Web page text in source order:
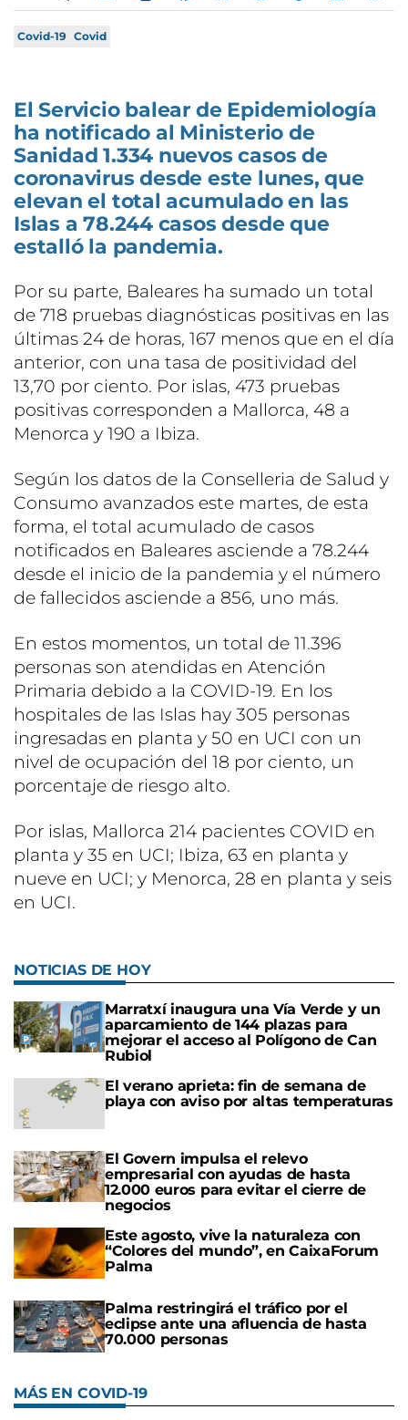
Covid-19 Covid
El Servicio balear de Epidemiología
ha notificado al Ministerio de
Sanidad 1.334 nuevos casos de
coronavirus desde este lunes, que
elevan el total acumulado en las
Islas a 78.244 casos desde que
estalló la pandemia.
Por su parte, Baleares ha sumado un total
de 718 pruebas diagnósticas positivas en las
últimas 24 de horas, 167 menos que en el día
anterior, con una tasa de positividad del
13,70 por ciento. Por islas, 473 pruebas
positivas corresponden a Mallorca, 48 a
Menorca y 190 a Ibiza.
Según los datos de la Conselleria de Salud y
Consumo avanzados este martes, de esta
forma, el total acumulado de casos
notificados en Baleares asciende a 78.244
desde el inicio de la pandemia y el número
de fallecidos asciende a 856, uno más.
En estos momentos, un total de 11.396
personas son atendidas en Atención
Primaria debido a la COVID-19. En los
hospitales de las Islas hay 305 personas
ingresadas en planta y 50 en UCI con un
nivel de ocupación del 18 por ciento, un
porcentaje de riesgo alto.
Por islas, Mallorca 214 pacientes COVID en
planta y 35 en UCI; Ibiza, 63 en planta y
nueve en UCI; y Menorca, 28 en planta y seis
en UCI.
NOTICIAS DE HOY
Marratxí inaugura una Vía Verde y un
aparcamiento de 144 plazas para
mejorar el acceso al Polígono de Can
Rubiol
El verano aprieta: fin de semana de
playa con aviso por altas temperaturas
El Govern impulsa el relevo
empresarial con ayudas de hasta
12.000 euros para evitar el cierre de
negocios
Este agosto, vive la naturaleza con
“Colores del mundo”, en CaixaForum
Palma
Palma restringirá el tráfico por el
eclipse ante una afluencia de hasta
70.000 personas
MÁS EN COVID-19